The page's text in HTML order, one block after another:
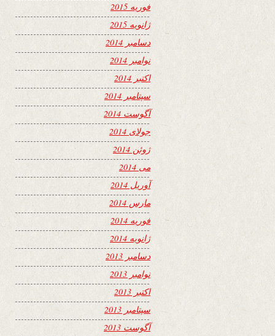
فوریه 2015
ژانویه 2015
دسامبر 2014
نوامبر 2014
اکتبر 2014
سپتامبر 2014
آگوست 2014
جولای 2014
ژوئن 2014
می 2014
آوریل 2014
مارس 2014
فوریه 2014
ژانویه 2014
دسامبر 2013
نوامبر 2013
اکتبر 2013
سپتامبر 2013
آگوست 2013